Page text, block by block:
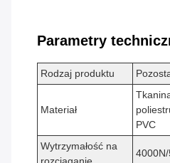
Parametry
Rodzaj produktu
Materiał
PVC
Wytrzymałość na